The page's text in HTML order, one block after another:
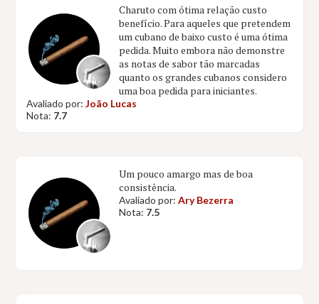
Charuto com ótima relação custo
benefício. Para aqueles que pretendem
um cubano de baixo custo é uma ótima
pedida. Muito embora não demonstre
as notas de sabor tão marcadas
quanto os grandes cubanos considero
uma boa pedida para iniciantes.
Avaliado por:João Lucas
Nota: 7.7
Um pouco amargo mas de boa
consistência.
Avaliado por:Ary Bezerra
Nota: 7.5